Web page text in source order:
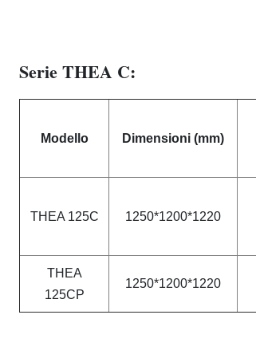
Serie THEA C:
Modello Dimensioni (mm)
THEA 125C 1250*1200*1220
THEA
125CP
1250*1200*1220